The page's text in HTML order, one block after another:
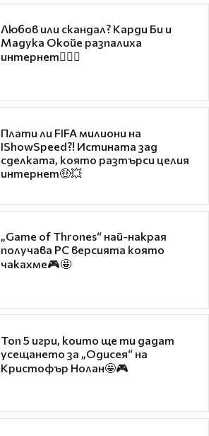
Любов или скандал? Карди Би и
Мадука Окойе разпалиха
интернет❤️‍🔥🔥
Плати ли FIFA милиони на
IShowSpeed?! Истината зад
сделката, която разтърси целия
интернет🤑💥
„Game of Thrones“ най-накрая
получава PC версията която
чакахме🎮🤩
Топ 5 игри, които ще ти дадат
усещането за „Одисея“ на
Кристофър Нолан🤩🎮